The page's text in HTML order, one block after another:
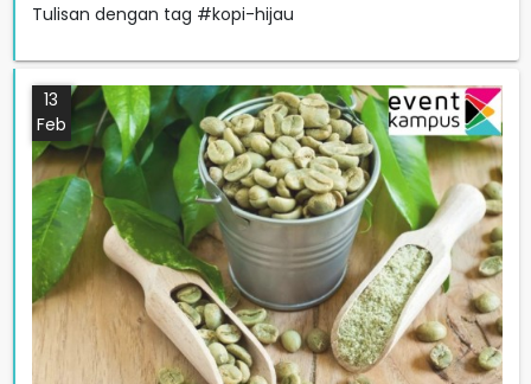
Tulisan dengan tag #kopi-hijau
13
Feb